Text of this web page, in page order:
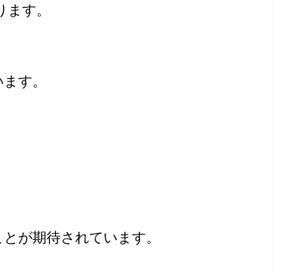
す。
す。
が期待されています。